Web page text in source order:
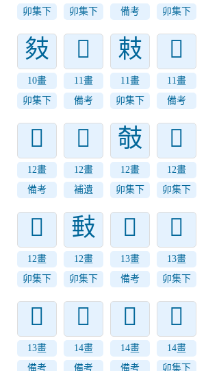
卯集下
卯集下
備考
卯集下
㩼
10畫
卯集下
𢻍
11畫
備考
㩽
11畫
卯集下
𢻌
11畫
備考
𢻓
12畫
備考
𢻔
12畫
補遺
攲
12畫
卯集下
𢻏
12畫
卯集下
𢻎
12畫
卯集下
㩾
12畫
卯集下
𢻘
13畫
備考
𢻕
13畫
卯集下
𢻙
13畫
備考
𢻜
14畫
備考
𢻛
14畫
備考
𢻚
14畫
卯集下